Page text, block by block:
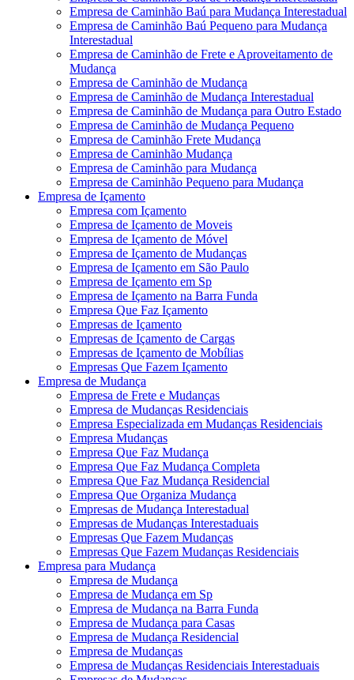
Empresa de Caminhão Baú para Mudança Interestadual
Empresa de Caminhão Baú Pequeno para Mudança
Interestadual
Empresa de Caminhão de Frete e Aproveitamento de
Mudança
Empresa de Caminhão de Mudança
Empresa de Caminhão de Mudança Interestadual
Empresa de Caminhão de Mudança para Outro Estado
Empresa de Caminhão de Mudança Pequeno
Empresa de Caminhão Frete Mudança
Empresa de Caminhão Mudança
Empresa de Caminhão para Mudança
Empresa de Caminhão Pequeno para Mudança
Empresa de Içamento
Empresa com Içamento
Empresa de Içamento de Moveis
Empresa de Içamento de Móvel
Empresa de Içamento de Mudanças
Empresa de Içamento em São Paulo
Empresa de Içamento em Sp
Empresa de Içamento na Barra Funda
Empresa Que Faz Içamento
Empresas de Içamento
Empresas de Içamento de Cargas
Empresas de Içamento de Mobílias
Empresas Que Fazem Içamento
Empresa de Mudança
Empresa de Frete e Mudanças
Empresa de Mudanças Residenciais
Empresa Especializada em Mudanças Residenciais
Empresa Mudanças
Empresa Que Faz Mudança
Empresa Que Faz Mudança Completa
Empresa Que Faz Mudança Residencial
Empresa Que Organiza Mudança
Empresas de Mudança Interestadual
Empresas de Mudanças Interestaduais
Empresas Que Fazem Mudanças
Empresas Que Fazem Mudanças Residenciais
Empresa para Mudança
Empresa de Mudança
Empresa de Mudança em Sp
Empresa de Mudança na Barra Funda
Empresa de Mudança para Casas
Empresa de Mudança Residencial
Empresa de Mudanças
Empresa de Mudanças Residenciais Interestaduais